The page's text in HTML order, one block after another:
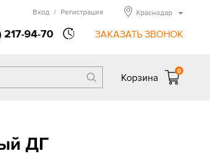
217-94-70 ЗАКАЗАТЬ ЗВОНОК
Вход / Регистрация Краснодар
Корзина
0
ДГ